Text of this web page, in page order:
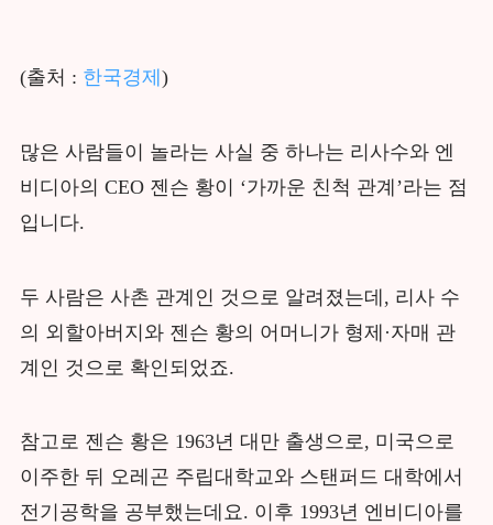
(출처 : 한국경제)
많은 사람들이 놀라는 사실 중 하나는 리사수와 엔
비디아의 CEO 젠슨 황이 ‘가까운 친척 관계’라는 점
입니다.
두 사람은 사촌 관계인 것으로 알려졌는데, 리사 수
의 외할아버지와 젠슨 황의 어머니가 형제·자매 관
계인 것으로 확인되었죠.
참고로 젠슨 황은 1963년 대만 출생으로, 미국으로
이주한 뒤 오레곤 주립대학교와 스탠퍼드 대학에서
전기공학을 공부했는데요. 이후 1993년 엔비디아를